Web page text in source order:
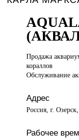
Продажа
кораллов
Обслуживание
Адрес
Россия, г.
Рабочее